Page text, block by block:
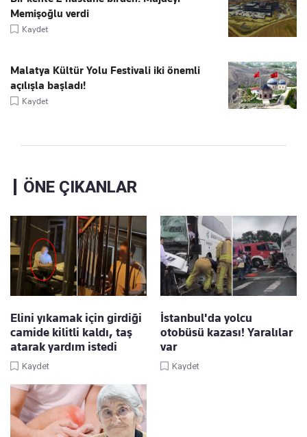
Memişoğlu verdi
Kaydet
Malatya Kültür Yolu Festivali iki önemli
açılışla başladı!
Kaydet
ÖNE ÇIKANLAR
Elini yıkamak için girdiği
camide kilitli kaldı, taş
atarak yardım istedi
Kaydet
İstanbul'da yolcu
otobüsü kazası! Yaralılar
var
Kaydet